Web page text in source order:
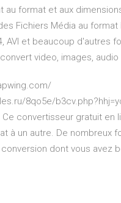
format et aux
Fichiers Média au format
AVI et beaucoup d'autres
video, images, audio
8qo5e/
convertisseur gratuit en
à un autre. De nombreux
dont vous avez